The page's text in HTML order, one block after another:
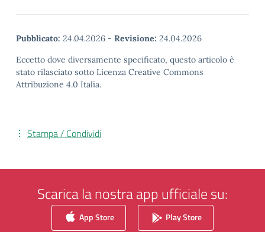
Pubblicato: 24.04.2026 - Revisione: 24.04.2026
Eccetto dove diversamente specificato, questo articolo è
stato rilasciato sotto Licenza Creative Commons
Attribuzione 4.0 Italia.
Stampa / Condividi
Scarica la nostra app ufficiale su:
App Store Play Store